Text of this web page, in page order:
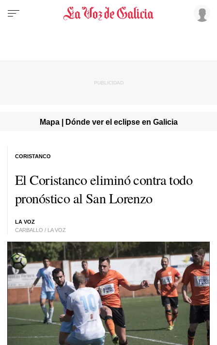
Mapa | Dónde ver el eclipse en Galicia
El Coristanco eliminó contra todo
pronóstico al San Lorenzo
LA VOZ
CARBALLO / LA VOZ
CORISTANCO